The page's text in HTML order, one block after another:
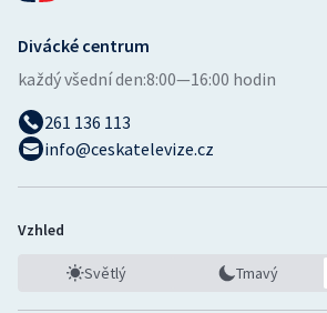
Divácké centrum
každý všední den:8:00—16:00 hodin
261 136 113
info@ceskatelevize.cz
Vzhled
Světlý Tmavý